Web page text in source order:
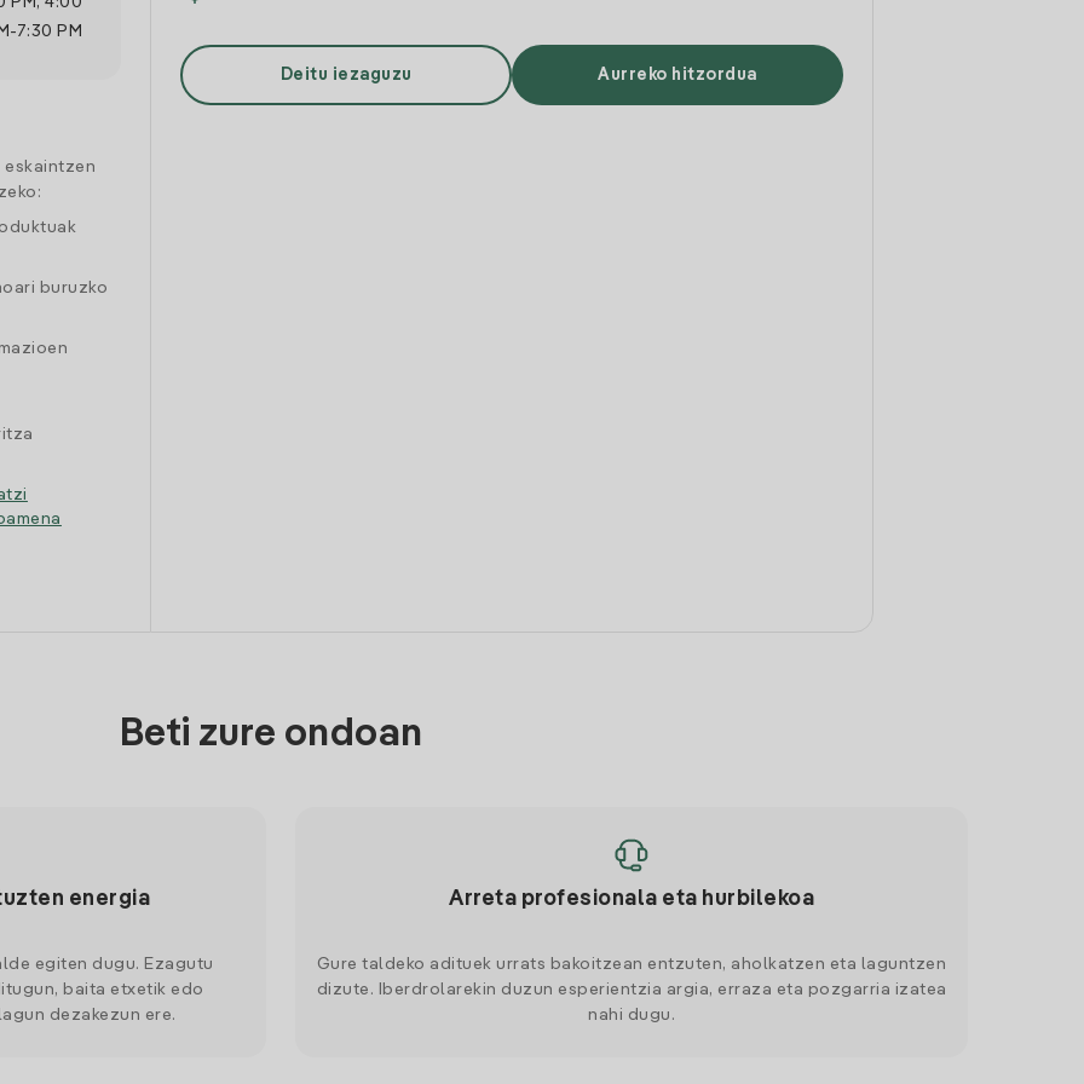
-7:30 PM
buruzko
Deitu iezaguzu Aurreko hitzordua
Beti zure ondoan
energia
egiten dugu. Ezagutu
baita etxetik edo
dezakezun ere.
Arreta profesionala eta hurbilekoa
Gure taldeko adituek urrats bakoitzean entzuten, aholkatzen eta laguntzen
dizute. Iberdrolarekin duzun esperientzia argia, erraza eta pozgarria izatea
nahi dugu.